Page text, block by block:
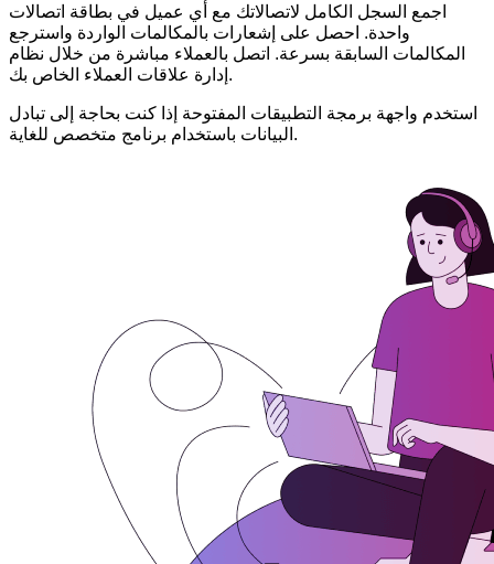
اجمع السجل الكامل لاتصالاتك مع أي عميل في بطاقة اتصالات
واحدة. احصل على إشعارات بالمكالمات الواردة واسترجع
المكالمات السابقة بسرعة. اتصل بالعملاء مباشرة من خلال نظام
إدارة علاقات العملاء الخاص بك.
استخدم واجهة برمجة التطبيقات المفتوحة إذا كنت بحاجة إلى تبادل
البيانات باستخدام برنامج متخصص للغاية.